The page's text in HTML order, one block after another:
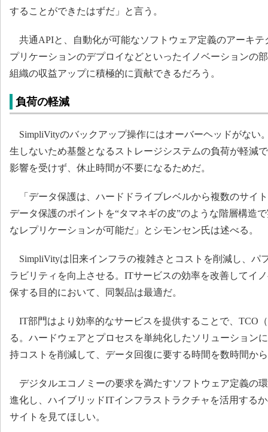
することができたはずだ」と言う。
共通APIと、自動化が可能なソフトウェア定義のアーキテ
プリケーションのデプロイなどといったイノベーションの
組織の収益アップに積極的に貢献できるだろう。
負荷の軽減
SimpliVityのバックアップ操作にはオーバーヘッドがない
生しないため基盤となるストレージシステムの負荷が軽減
影響を受けず、休止時間が不要になるためだ。
「データ保護は、ハードドライブレベルから複数のサイ
データ保護のポイントを“タマネギの皮”のような階層構造
なレプリケーションが可能だ」とシモンセン氏は述べる。
SimpliVityは旧来インフラの複雑さとコストを削減し、パ
ラビリティを向上させる。ITサービスの効率を改善してイ
保する目的において、同製品は最適だ。
IT部門はより効率的なサービスを提供することで、TCO
る。ハードウェアとプロセスを単純化したソリューション
持コストを削減して、データ回復に要する時間を数時間か
デジタルエコノミーの要求を満たすソフトウェア定義の
進化し、ハイブリッドITインフラストラクチャを活用する
サイトを見てほしい。